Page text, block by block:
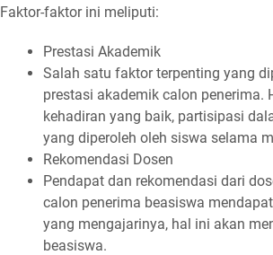
Faktor-faktor ini meliputi:
Prestasi Akademik
Salah satu faktor terpenting yang
prestasi akademik calon penerima.
kehadiran yang baik, partisipasi
yang diperoleh oleh siswa selama
Rekomendasi Dosen
Pendapat dan rekomendasi dari
calon penerima beasiswa
yang mengajarinya, hal ini akan
beasiswa.